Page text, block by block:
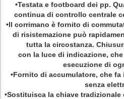
•Testata e footboard dei pp.
continua di controllo centrale
•Il corrimano è fornito di
di risistemazione può
tutta la circostanza.
con la luce di indicazione,
esecuzione di
•Fornito di accumulatore, che
senza
•Sostituisca la chiave